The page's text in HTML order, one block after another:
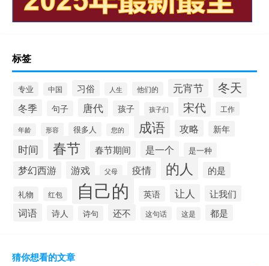
标签
专业 中国 习俗 人生 他们的 元宵节 冬天
冬季 句子 唐代 孩子 孩子们 宋代 工作
年龄 形容 很多人 您的 成语 攻略 新年
时间 春节 春节期间 是一个 是一种
梦幻西游 游戏 父母 疫情 的人 的是
礼物 红包 自己的 英语 让人 让我们
词语 诗人 诗句 还不 这句话 这是 都是
猜你想看的文章